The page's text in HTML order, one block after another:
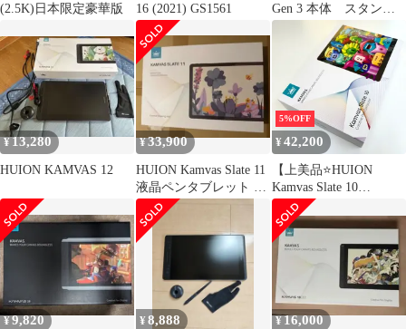
(2.5K)日本限定豪華版
16 (2021) GS1561
Gen 3 本体 スタンド
付き
¥13,280
HUION KAMVAS 12
¥33,900
HUION Kamvas Slate 11
液晶ペンタブレット 本
体
5%OFF
¥42,200
【上美品⭐️HUION
Kamvas Slate 10
KT1001】 Android12
128GB 箱/純正ペン付
ワンオーナーユーズド
品
AYA026051002001.J
¥9,820 ¥8,888 ¥16,000